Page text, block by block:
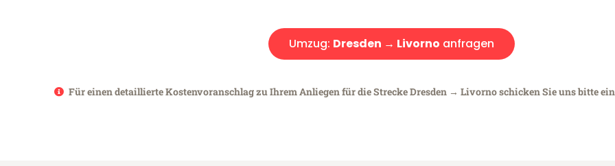
Umzug: Dresden → Livorno anfragen
Für einen detaillierte Kostenvoranschlag zu Ihrem Anliegen für die Strecke Dresden → Livorno schicken Sie uns bitte